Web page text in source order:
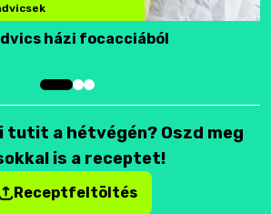
házi focacciából
tutit a hétvégén? Oszd meg
is a receptet!
Receptfeltöltés